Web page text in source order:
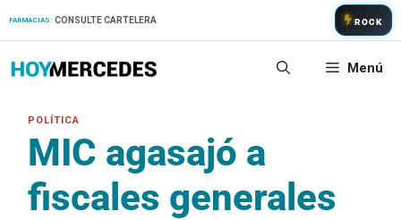
FARMACIAS: CONSULTE CARTELERA ROCK
Menú
MIC agasajó a
fiscales generales